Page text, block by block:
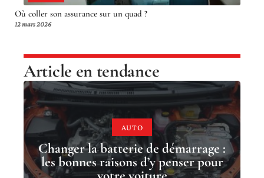
Où coller son assurance sur un quad ?
12 mars 2026
Article en tendance
AUTO
Changer la batterie de démarrage :
les bonnes raisons d’y penser pour